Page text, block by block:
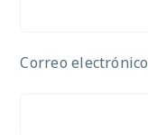
Correo electrónico